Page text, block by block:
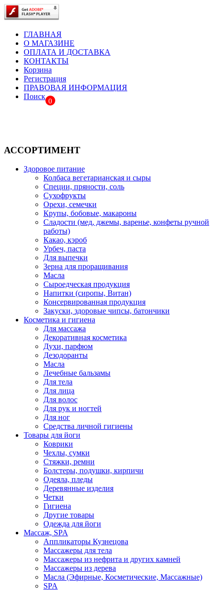
ГЛАВНАЯ
О МАГАЗИНЕ
ОПЛАТА И ДОСТАВКА
КОНТАКТЫ
Корзина
Регистрация
ПРАВОВАЯ ИНФОРМАЦИЯ
Поиск
0
АССОРТИМЕНТ
Здоровое питание
Колбаса вегетарианская и сыры
Специи, пряности, соль
Сухофрукты
Орехи, семечки
Крупы, бобовые, макароны
Сладости (мед, джемы, варенье, конфеты ручной
работы)
Какао, кэроб
Урбеч, паста
Для выпечки
Зерна для проращивания
Масла
Сыроедческая продукция
Напитки (сиропы, Витан)
Консервированная продукция
Закуски, здоровые чипсы, батончики
Косметика и гигиена
Для массажа
Декоративная косметика
Духи, парфюм
Дезодоранты
Масла
Лечебные бальзамы
Для тела
Для лица
Для волос
Для рук и ногтей
Для ног
Средства личной гигиены
Товары для йоги
Коврики
Чехлы, сумки
Стяжки, ремни
Болстеры, подушки, кирпичи
Одеяла, пледы
Деревянные изделия
Четки
Гигиена
Другие товары
Одежда для йоги
Массаж, SPA
Аппликаторы Кузнецова
Массажеры для тела
Массажеры из нефрита и других камней
Массажеры из дерева
Масла (Эфирные, Косметические, Массажные)
SPA